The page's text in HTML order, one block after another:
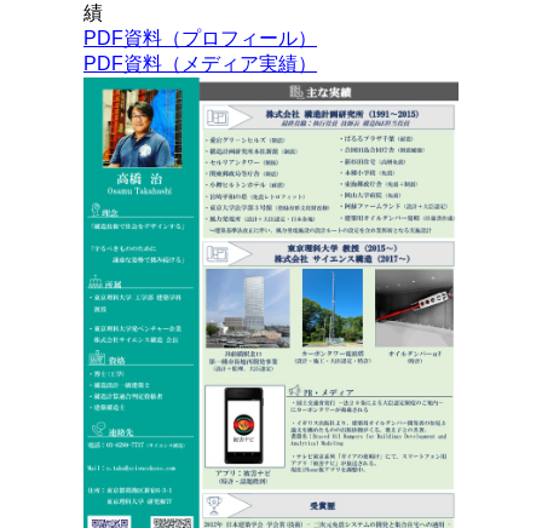
績
PDF資料（プロフィール）
PDF資料（メディア実績）